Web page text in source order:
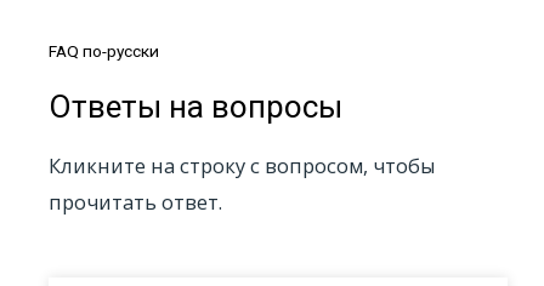
FAQ по-русски
Ответы на вопросы
Кликните на строку с вопросом, чтобы
прочитать ответ.